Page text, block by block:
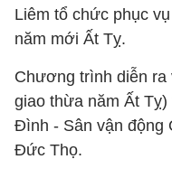
Liêm tổ chức phục
năm mới Ất Tỵ.
Chương trình diễn ra
giao thừa năm Ất
Đình - Sân vận động
Đức Thọ.